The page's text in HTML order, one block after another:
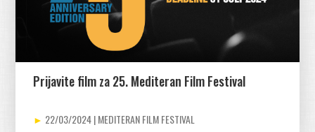
Prijavite film za 25. Mediteran Film Festival
22/03/2024